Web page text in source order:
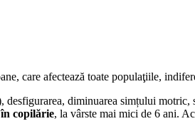
care afectează toate populaţiile,
diminuarea simțului motric,
copilărie, la vârste mai mici de 6 ani.